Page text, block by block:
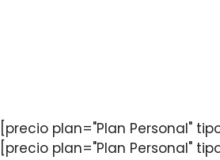
[precio plan="Plan Personal"
[precio plan="Plan Personal"